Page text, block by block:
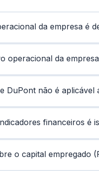
da empresa é
operacional da
DuPont não é aplicável
financeiros é
o capital empregado